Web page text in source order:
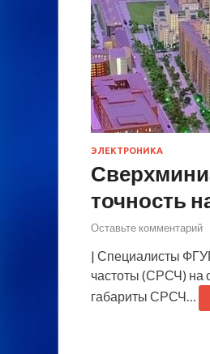
ЭЛЕКТРОНИКА
точность
Оставьте комментарий
| Специалисты
частоты (СРСЧ) на
габариты СРСЧ…